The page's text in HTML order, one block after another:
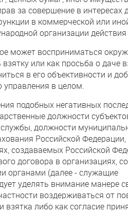
за совершение в
в коммерческой или
организации
может восприниматься
взятку или как просьба о
в его объективности и
управления в целом.
подобных негативных
должности
службы, должности
Российской
создаваемых Российской
договора в
органами (далее - служащие
уделять внимание манере
воздерживаться от
взятка либо как согласие